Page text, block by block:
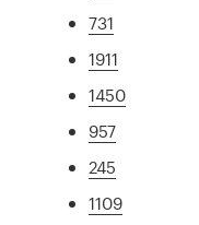
731
1911
1450
957
245
1109